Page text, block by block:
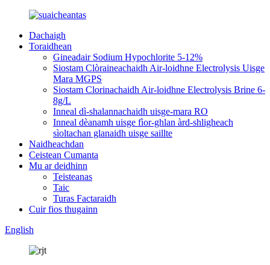
Dachaigh
Toraidhean
Gineadair Sodium Hypochlorite 5-12%
Siostam Clòraineachaidh Air-loidhne Electrolysis Uisge
Mara MGPS
Siostam Clorinachaidh Air-loidhne Electrolysis Brine 6-
8g/L
Inneal dì-shalannachaidh uisge-mara RO
Inneal dèanamh uisge fìor-ghlan àrd-shligheach
sìoltachan glanaidh uisge saillte
Naidheachdan
Ceistean Cumanta
Mu ar deidhinn
Teisteanas
Taic
Turas Factaraidh
Cuir fios thugainn
English